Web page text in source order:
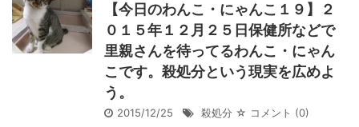
【今日のわんこ・にゃんこ１９】２
０１５年１２月２５日保健所などで
里親さんを待ってるわんこ・にゃん
こです。殺処分という現実を広めよ
う。
2015/12/25 殺処分 ☆ コメント (0)